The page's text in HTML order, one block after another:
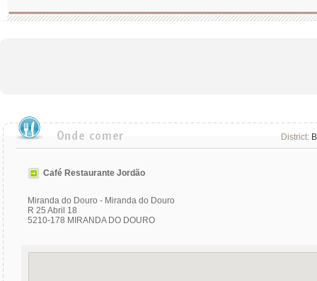
District:
Café Restaurante Jordão
Miranda do Douro - Miranda do Douro
R 25 Abril 18
5210-178 MIRANDA DO DOURO